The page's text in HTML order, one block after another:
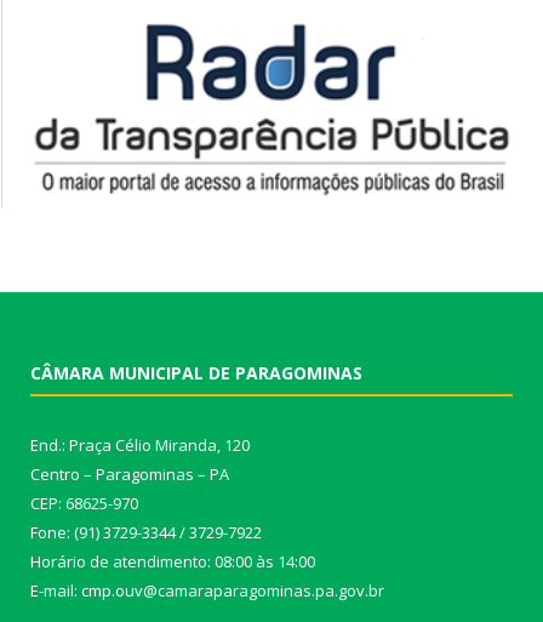
CÂMARA MUNICIPAL DE PARAGOMINAS
End.: Praça Célio Miranda, 120
Centro – Paragominas – PA
CEP: 68625-970
Fone: (91) 3729-3344 / 3729-7922
Horário de atendimento: 08:00 às 14:00
E-mail: cmp.ouv@camaraparagominas.pa.gov.br